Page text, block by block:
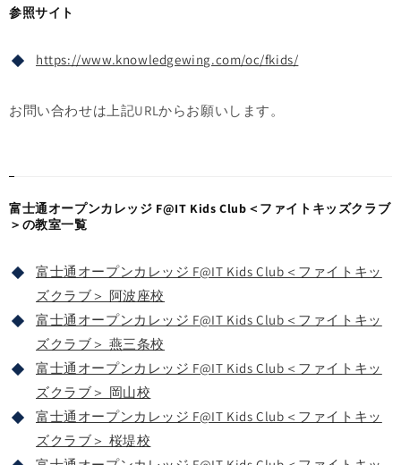
参照サイト
https://www.knowledgewing.com/oc/fkids/
お問い合わせは上記URLからお願いします。
富士通オープンカレッジ F@IT Kids Club＜ファイトキッズクラブ
＞の教室一覧
富士通オープンカレッジ F@IT Kids Club＜ファイトキッ
ズクラブ＞ 阿波座校
富士通オープンカレッジ F@IT Kids Club＜ファイトキッ
ズクラブ＞ 燕三条校
富士通オープンカレッジ F@IT Kids Club＜ファイトキッ
ズクラブ＞ 岡山校
富士通オープンカレッジ F@IT Kids Club＜ファイトキッ
ズクラブ＞ 桜堤校